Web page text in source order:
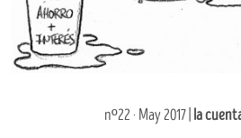
nº22 · May 2017 | la